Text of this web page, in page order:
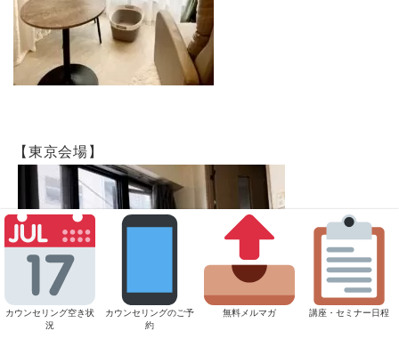
【東京会場】
カウンセリング空き状
況
カウンセリングのご予
約
無料メルマガ 講座・セミナー日程